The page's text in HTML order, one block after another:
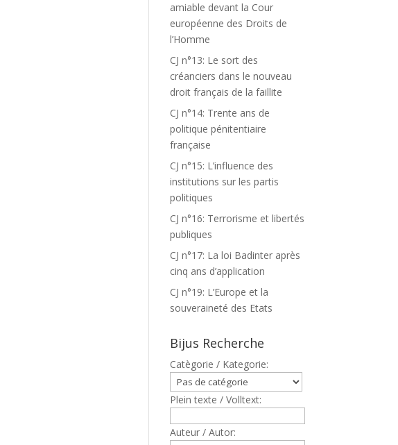
amiable devant la Cour
européenne des Droits de
l’Homme
CJ n°13: Le sort des
créanciers dans le nouveau
droit français de la faillite
CJ n°14: Trente ans de
politique pénitentiaire
française
CJ n°15: L’influence des
institutions sur les partis
politiques
CJ n°16: Terrorisme et libertés
publiques
CJ n°17: La loi Badinter après
cinq ans d’application
CJ n°19: L’Europe et la
souveraineté des Etats
Bijus Recherche
Catègorie / Kategorie:
Plein texte / Volltext:
Auteur / Autor: